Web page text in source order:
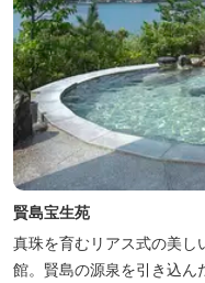
賢島宝生苑
真珠を育むリアス式の美し
館。賢島の源泉を引き込ん